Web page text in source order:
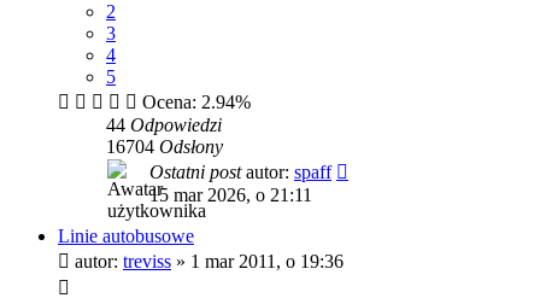
2
3
4
5
Ocena: 2.94%
44 Odpowiedzi
16704 Odsłony
Ostatni postautor: spaff
15 mar 2026, o 21:11
Linie autobusowe
autor: treviss » 1 mar 2011, o 19:36